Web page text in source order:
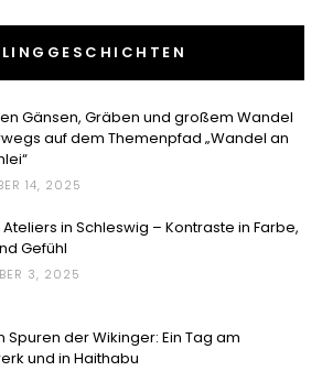
Gänsen, Gräben und großem Wandel
auf dem Themenpfad „Wandel an
14, 2025
in Schleswig – Kontraste in Farbe,
Gefühl
3, 2025
Spuren der Wikinger: Ein Tag am
und in Haithabu